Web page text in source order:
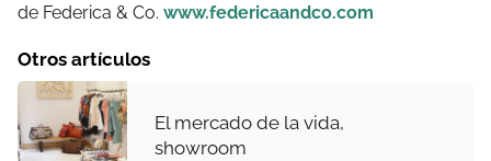
de Federica & Co. www.federicaandco.com
Otros artículos
El mercado de la vida,
showroom